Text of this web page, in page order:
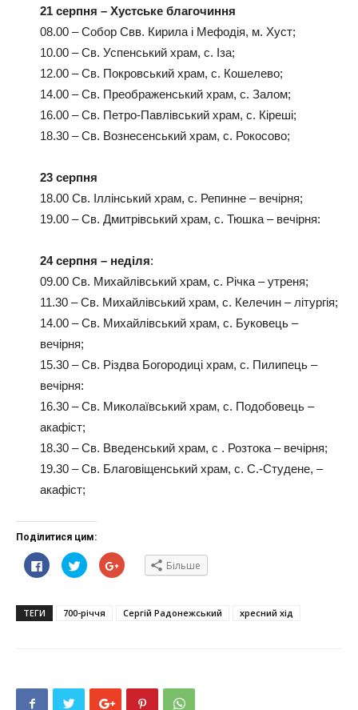
21 серпня – Хустське благочиння
08.00 – Собор Свв. Кирила і Мефодія, м. Хуст;
10.00 – Св. Успенський храм, с. Іза;
12.00 – Св. Покровський храм, с. Кошелево;
14.00 – Св. Преображенський храм, с. Залом;
16.00 – Св. Петро-Павлівський храм, с. Кіреші;
18.30 – Св. Вознесенський храм, с. Рокосово;
23 серпня
18.00 Св. Іллінський храм, с. Репинне – вечірня;
19.00 – Св. Дмитрівський храм, с. Тюшка – вечірня:
24 серпня – неділя:
09.00 Св. Михайлівський храм, с. Річка – утреня;
11.30 – Св. Михайлівський храм, с. Келечин – літургія;
14.00 – Св. Михайлівський храм, с. Буковець –
вечірня;
15.30 – Св. Різдва Богородиці храм, с. Пилипець –
вечірня:
16.30 – Св. Миколаївський храм, с. Подобовець –
акафіст;
18.30 – Св. Введенський храм, с . Розтока – вечірня;
19.30 – Св. Благовіщенський храм, с. С.-Студене, –
акафіст;
Поділитися цим:
Click
to
share
у
новому
Click
to
share
у
новому
Click
to
(Відкривається
Більше
ТЕГИ 700-річчя Сергій Радонежський хресний хід